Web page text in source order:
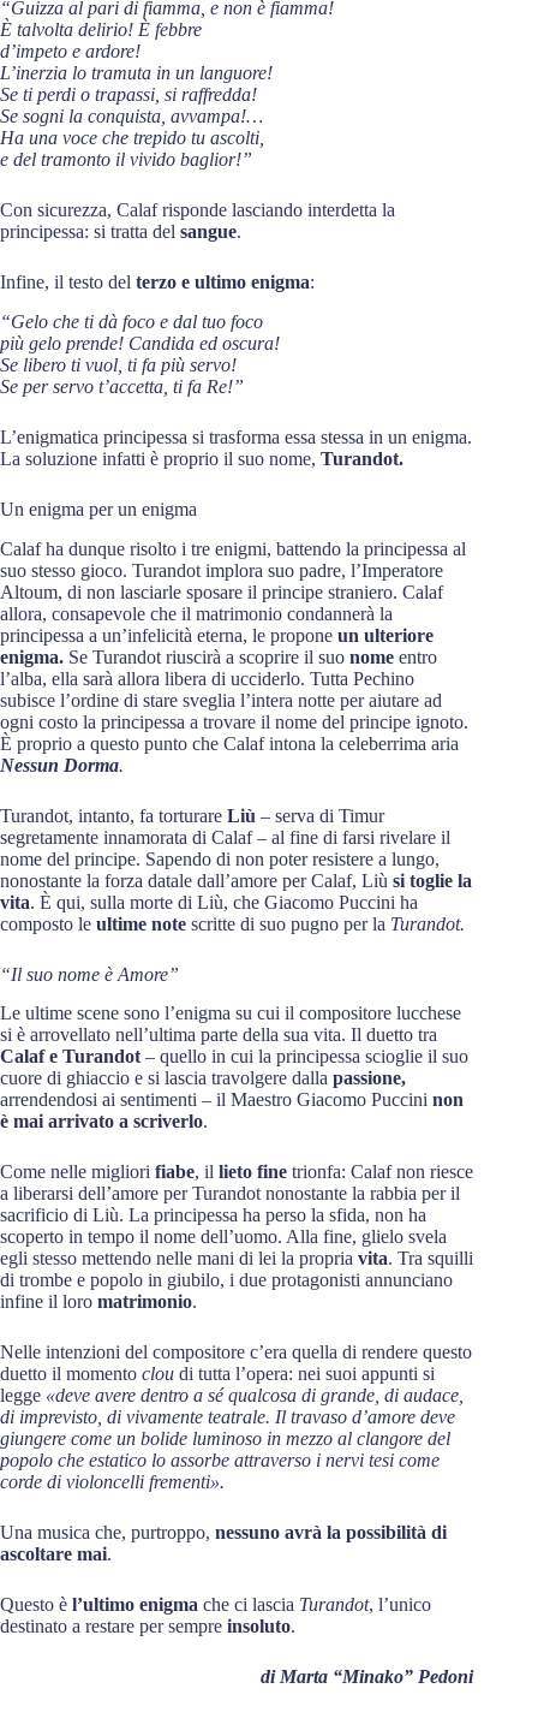
“Guizza al pari di fiamma, e non è fiamma!
È talvolta delirio! È febbre
d’impeto e ardore!
L’inerzia lo tramuta in un languore!
Se ti perdi o trapassi, si raffredda!
Se sogni la conquista, avvampa!…
Ha una voce che trepido tu ascolti,
e del tramonto il vivido baglior!”
Con sicurezza, Calaf risponde lasciando interdetta la
principessa: si tratta del sangue.
Infine, il testo del terzo e ultimo enigma:
“Gelo che ti dà foco e dal tuo foco
più gelo prende! Candida ed oscura!
Se libero ti vuol, ti fa più servo!
Se per servo t’accetta, ti fa Re!”
L’enigmatica principessa si trasforma essa stessa in un enigma.
La soluzione infatti è proprio il suo nome, Turandot.
Un enigma per un enigma
Calaf ha dunque risolto i tre enigmi, battendo la principessa al
suo stesso gioco. Turandot implora suo padre, l’Imperatore
Altoum, di non lasciarle sposare il principe straniero. Calaf
allora, consapevole che il matrimonio condannerà la
principessa a un’infelicità eterna, le propone un ulteriore
enigma. Se Turandot riuscirà a scoprire il suo nome entro
l’alba, ella sarà allora libera di ucciderlo. Tutta Pechino
subisce l’ordine di stare sveglia l’intera notte per aiutare ad
ogni costo la principessa a trovare il nome del principe ignoto.
È proprio a questo punto che Calaf intona la celeberrima aria
Nessun Dorma.
Turandot, intanto, fa torturare Liù – serva di Timur
segretamente innamorata di Calaf – al fine di farsi rivelare il
nome del principe. Sapendo di non poter resistere a lungo,
nonostante la forza datale dall’amore per Calaf, Liù si toglie la
vita. È qui, sulla morte di Liù, che Giacomo Puccini ha
composto le ultime note scritte di suo pugno per la Turandot.
“Il suo nome è Amore”
Le ultime scene sono l’enigma su cui il compositore lucchese
si è arrovellato nell’ultima parte della sua vita. Il duetto tra
Calaf e Turandot– quello in cui la principessa scioglie il suo
cuore di ghiaccio e si lascia travolgere dalla passione,
arrendendosi ai sentimenti – il Maestro Giacomo Puccini non
è mai arrivato a scriverlo.
Come nelle migliori fiabe, il lieto fine trionfa: Calaf non riesce
a liberarsi dell’amore per Turandot nonostante la rabbia per il
sacrificio di Liù. La principessa ha perso la sfida, non ha
scoperto in tempo il nome dell’uomo. Alla fine, glielo svela
egli stesso mettendo nelle mani di lei la propria vita. Tra squilli
di trombe e popolo in giubilo, i due protagonisti annunciano
infine il loro matrimonio.
Nelle intenzioni del compositore c’era quella di rendere questo
duetto il momento clou di tutta l’opera: nei suoi appunti si
legge «deve avere dentro a sé qualcosa di grande, di audace,
di imprevisto, di vivamente teatrale. Il travaso d’amore deve
giungere come un bolide luminoso in mezzo al clangore del
popolo che estatico lo assorbe attraverso i nervi tesi come
corde di violoncelli frementi».
Una musica che, purtroppo, nessuno avrà la possibilità di
ascoltare mai.
Questo è l’ultimo enigma che ci lascia Turandot, l’unico
destinato a restare per sempre insoluto.
di Marta “Minako” Pedoni